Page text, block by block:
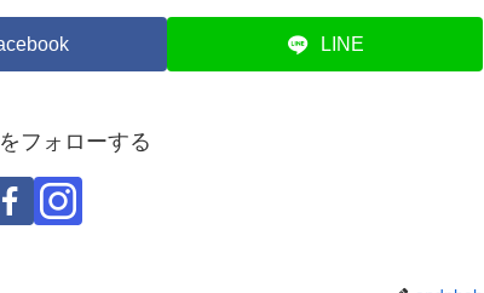
LINE
フォローする